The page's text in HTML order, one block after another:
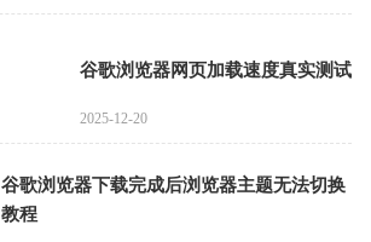
谷歌浏览器网页加载速度真实测试
2025-12-20
谷歌浏览器下载完成后浏览器主题无法切换
教程